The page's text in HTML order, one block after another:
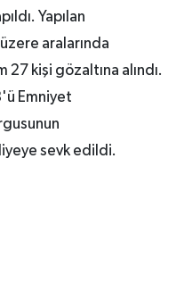
Yapılan
aralarında
27 kişi gözaltına alındı.
Emniyet
sevk edildi.